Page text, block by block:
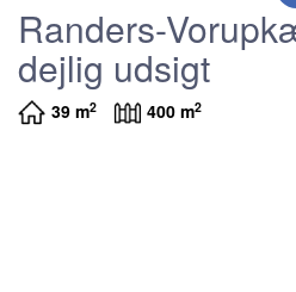
Randers-
dejlig udsigt
39 m2 400 m2